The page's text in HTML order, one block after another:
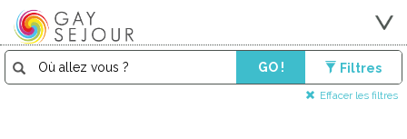
GO ! Filtres
Effacer les filtres